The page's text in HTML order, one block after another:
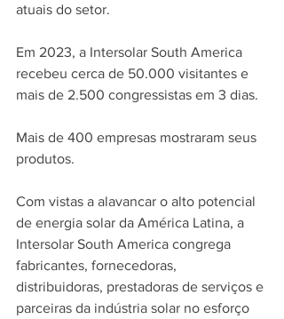
atuais do setor.
Em 2023, a Intersolar South America
recebeu cerca de 50.000 visitantes e
mais de 2.500 congressistas em 3 dias.
Mais de 400 empresas mostraram seus
produtos.
Com vistas a alavancar o alto potencial
de energia solar da América Latina, a
Intersolar South America congrega
fabricantes, fornecedoras,
distribuidoras, prestadoras de serviços e
parceiras da indústria solar no esforço